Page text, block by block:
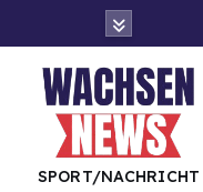
SPORT/NACHRICHT